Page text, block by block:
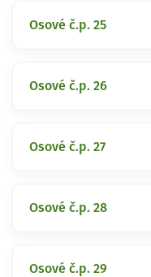
Osové č.p. 25
Osové č.p. 26
Osové č.p. 27
Osové č.p. 28
Osové č.p. 29